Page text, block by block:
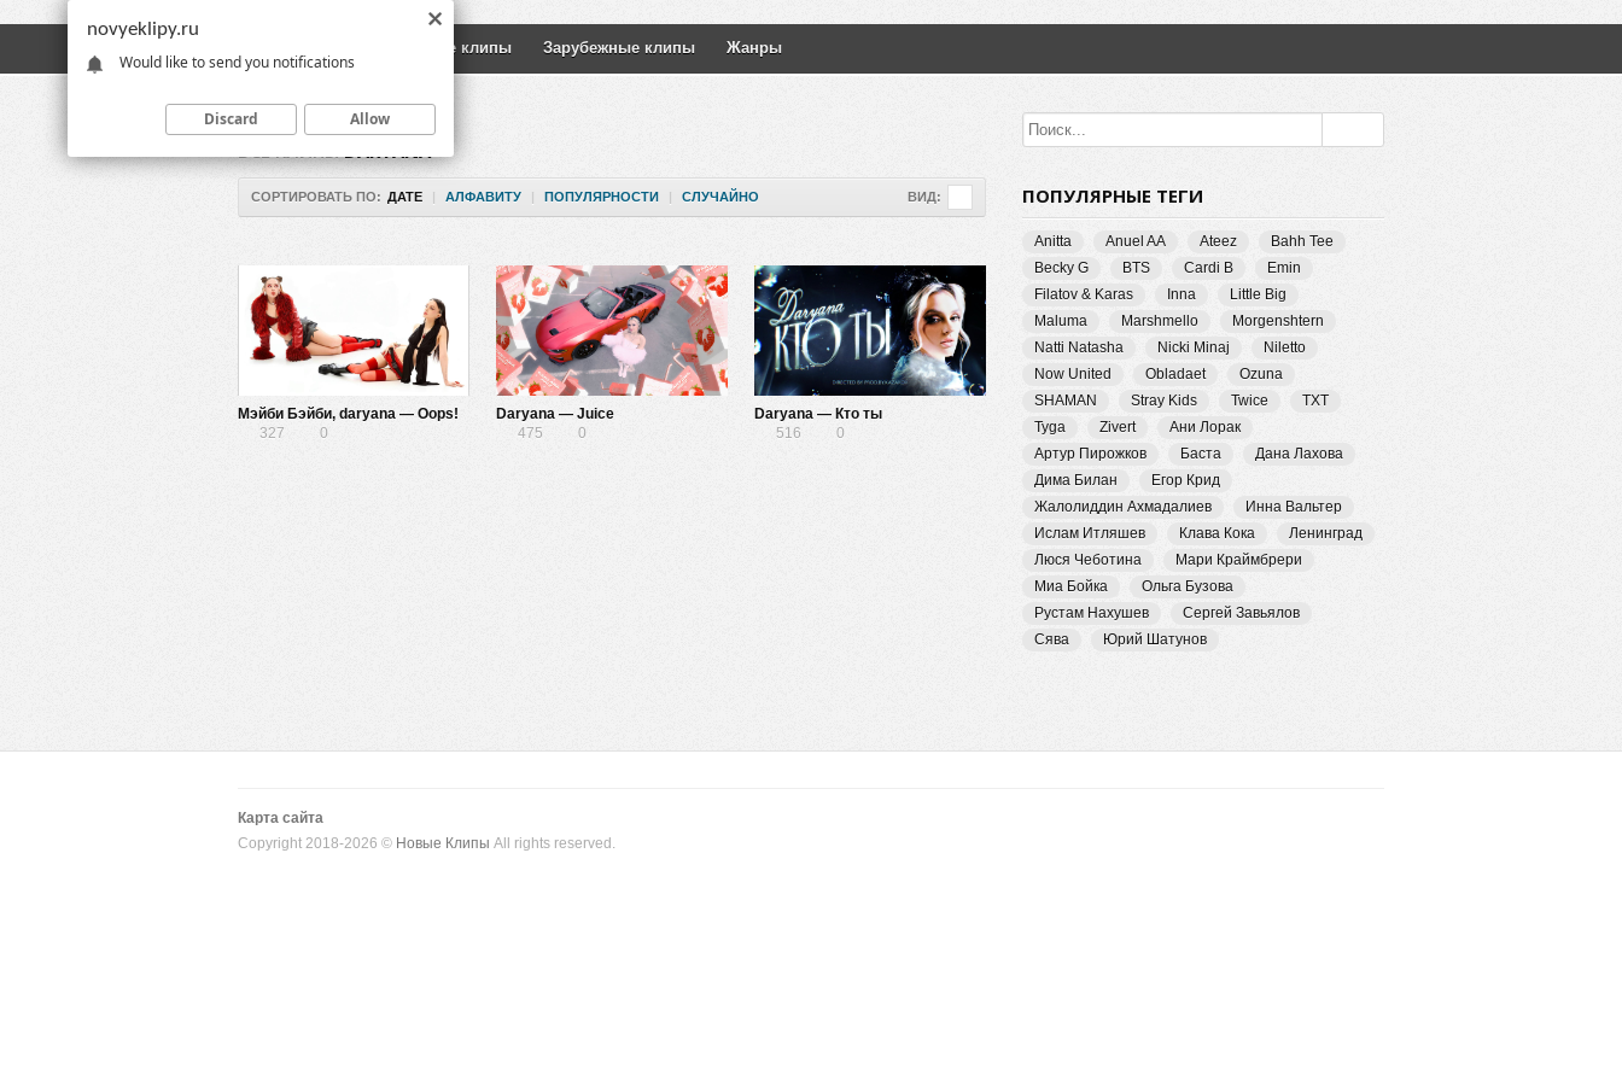
Русские клипы Зарубежные клипы Жанры
ВСЕ КЛИПЫ DARYANA
СОРТИРОВАТЬ ПО: ДАТЕ | АЛФАВИТУ | ПОПУЛЯРНОСТИ | СЛУЧАЙНО ВИД:
Мэйби Бэйби, daryana — Oops!
327
0
Daryana — Juice
475
0
Daryana — Кто ты
516
0
ПОПУЛЯРНЫЕ ТЕГИ
Anitta Anuel AA Ateez
Bahh Tee
Becky G
BTS Cardi B
Emin
Filatov & Karas
Inna
Little Big
Maluma
Marshmello
Morgenshtern
Natti Natasha
Nicki Minaj
Niletto
Now United
Obladaet
Ozuna
SHAMAN
Stray Kids Twice
TXT
Tyga
Zivert
Ани Лорак
Артур Пирожков
Баста
Дана Лахова
Дима Билан
Егор Крид
Жалолиддин Ахмадалиев
Инна Вальтер
Ислам Итляшев
Клава Кока
Ленинград
Люся Чеботина
Мари Краймбрери
Миа Бойка
Ольга Бузова
Рустам Нахушев
Сергей Завьялов
Сява
Юрий Шатунов
Карта сайта
Copyright 2018-2026 © Новые Клипы All rights reserved.
novyeklipy.ru
Would like to send you notifications
Discard Allow